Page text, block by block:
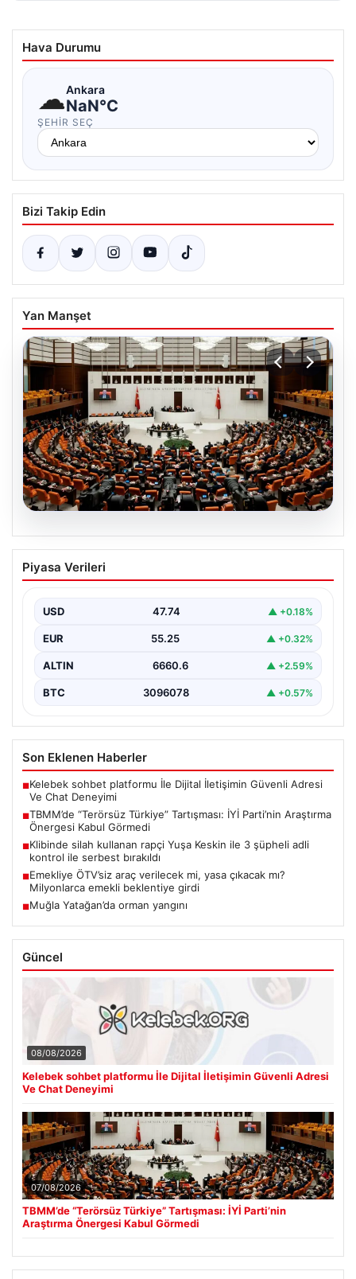
Hava Durumu
☁Ankara
NaN°C
ŞEHIR SEÇ
Bizi Takip Edin
Yan Manşet
07.08.2026
TBMM’de “Terörsüz Türkiye”
Tartışması: İYİ Parti’nin Araştırma
Türkiye Büyük Millet Meclisi Genel Kurulu'nda, İYİ Parti
Piyasa Verileri
USD 47.74 ▲ +0.18%
EUR 55.25 ▲ +0.32%
ALTIN 6660.6 ▲ +2.59%
BTC 3096078 ▲ +0.57%
Son Eklenen Haberler
■Kelebek sohbet platformu İle Dijital İletişimin Güvenli Adresi
Ve Chat Deneyimi
■TBMM’de “Terörsüz Türkiye” Tartışması: İYİ Parti’nin Araştırma
Önergesi Kabul Görmedi
■Klibinde silah kullanan rapçi Yuşa Keskin ile 3 şüpheli adli
kontrol ile serbest bırakıldı
■Emekliye ÖTV’siz araç verilecek mi, yasa çıkacak mı?
Milyonlarca emekli beklentiye girdi
■Muğla Yatağan’da orman yangını
Güncel
08/08/2026
Kelebek sohbet platformu İle Dijital İletişimin Güvenli Adresi
Ve Chat Deneyimi
07/08/2026
TBMM’de “Terörsüz Türkiye” Tartışması: İYİ Parti’nin
Araştırma Önergesi Kabul Görmedi